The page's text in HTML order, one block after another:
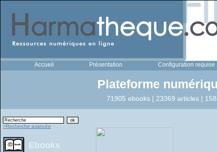
Accueil Présentation Configuration requise
Plateforme
71905 ebooks | 23369 articles |
>Recherche avancée
Ebooks